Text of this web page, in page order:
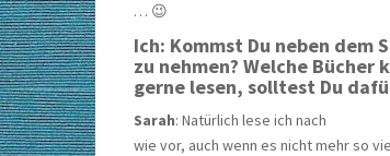
… 😉
Ich: Kommst Du neben dem
zu nehmen? Welche
gerne lesen, solltest Du
Sarah: Natürlich lese ich nach
wie vor, auch wenn es nicht mehr so